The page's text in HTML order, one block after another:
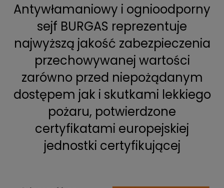
Antywłamaniowy i ognioodporny
sejf BURGAS reprezentuje
najwyższą jakość zabezpieczenia
przechowywanej wartości
zarówno przed niepożądanym
dostępem jak i skutkami lekkiego
pożaru, potwierdzone
certyfikatami europejskiej
jednostki certyfikującej